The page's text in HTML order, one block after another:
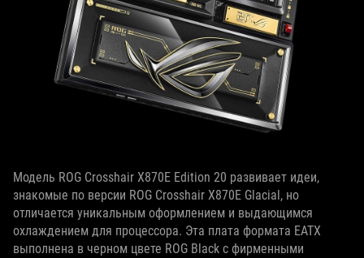
Модель ROG Crosshair X870E Edition 20 развивает идеи,
знакомые по версии ROG Crosshair X870E Glacial, но
отличается уникальным оформлением и выдающимся
охлаждением для процессора. Эта плата формата EATX
выполнена в черном цвете ROG Black с фирменными